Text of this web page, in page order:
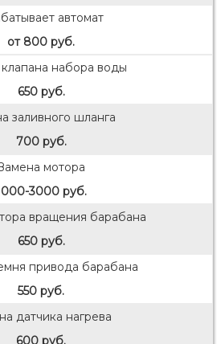
автомат
от 800 руб.
набора воды
650 руб.
заливного шланга
700 руб.
мотора
3000 руб.
вращения барабана
650 руб.
привода барабана
550 руб.
датчика нагрева
600 руб.